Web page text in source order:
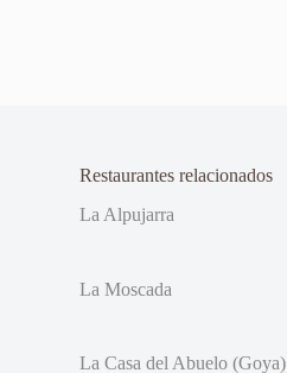
Restaurantes relacionados
La Alpujarra
La Moscada
La Casa del Abuelo (Goya)